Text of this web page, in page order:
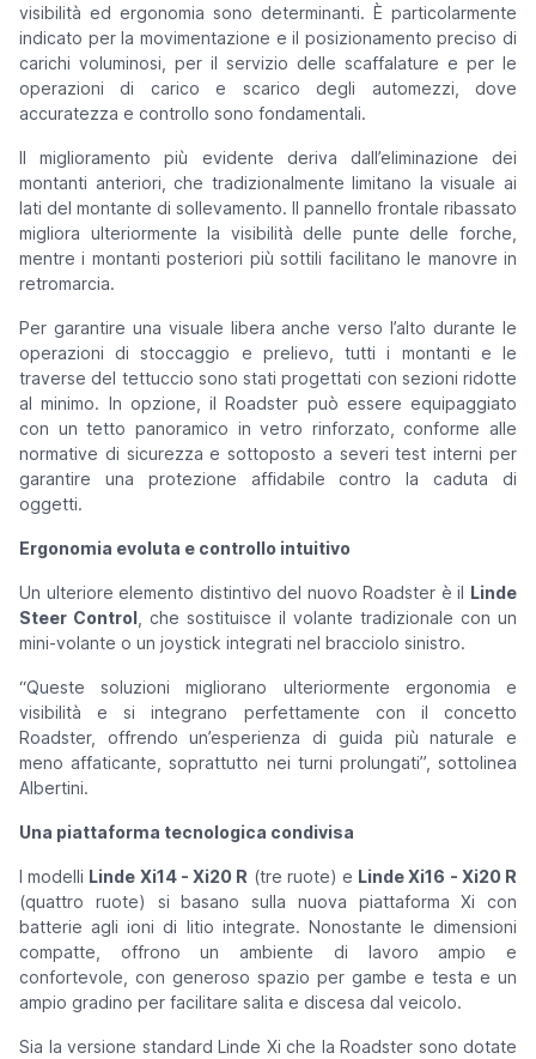
visibilità ed ergonomia sono determinanti. È particolarmente
indicato per la movimentazione e il posizionamento preciso di
carichi voluminosi, per il servizio delle scaffalature e per le
operazioni di carico e scarico degli automezzi, dove
accuratezza e controllo sono fondamentali.
Il miglioramento più evidente deriva dall’eliminazione dei
montanti anteriori, che tradizionalmente limitano la visuale ai
lati del montante di sollevamento. Il pannello frontale ribassato
migliora ulteriormente la visibilità delle punte delle forche,
mentre i montanti posteriori più sottili facilitano le manovre in
retromarcia.
Per garantire una visuale libera anche verso l’alto durante le
operazioni di stoccaggio e prelievo, tutti i montanti e le
traverse del tettuccio sono stati progettati con sezioni ridotte
al minimo. In opzione, il Roadster può essere equipaggiato
con un tetto panoramico in vetro rinforzato, conforme alle
normative di sicurezza e sottoposto a severi test interni per
garantire una protezione affidabile contro la caduta di
oggetti.
Ergonomia evoluta e controllo intuitivo
Un ulteriore elemento distintivo del nuovo Roadster è il Linde
Steer Control , che sostituisce il volante tradizionale con un
mini-volante o un joystick integrati nel bracciolo sinistro.
“Queste soluzioni migliorano ulteriormente ergonomia e
visibilità e si integrano perfettamente con il concetto
Roadster, offrendo un’esperienza di guida più naturale e
meno affaticante, soprattutto nei turni prolungati”, sottolinea
Albertini.
Una piattaforma tecnologica condivisa
I modelli Linde Xi14 - Xi20 R (tre ruote) e Linde Xi16 - Xi20 R
(quattro ruote) si basano sulla nuova piattaforma Xi con
batterie agli ioni di litio integrate. Nonostante le dimensioni
compatte, offrono un ambiente di lavoro ampio e
confortevole, con generoso spazio per gambe e testa e un
ampio gradino per facilitare salita e discesa dal veicolo.
Sia la versione standard Linde Xi che la Roadster sono dotate